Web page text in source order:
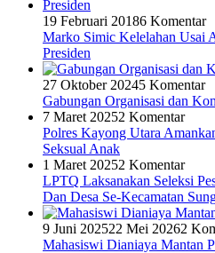
19 Februari 20186 Komentar
Marko Simic Kelelahan Usai
Presiden
27 Oktober 20245 Komentar
Gabungan Organisasi dan
7 Maret 20252 Komentar
Polres Kayong Utara
Seksual Anak
1 Maret 20252 Komentar
LPTQ Laksanakan Seleksi
Dan Desa Se-Kecamatan
9 Juni 202522 Mei 20262
Mahasiswi Dianiaya Mantan